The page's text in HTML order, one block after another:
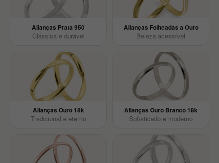
Alianças Prata 950
Clássica e durável
Alianças Folheadas a Ouro
Beleza acessível
Alianças Ouro 18k
Tradicional e eterno
Alianças Ouro Branco 18k
Sofisticado e moderno